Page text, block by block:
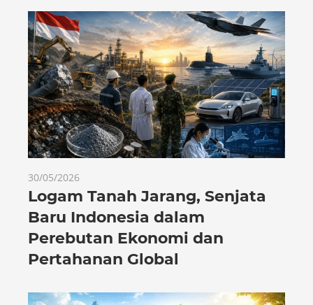
30/05/2026
Logam Tanah Jarang, Senjata
Baru Indonesia dalam
Perebutan Ekonomi dan
Pertahanan Global